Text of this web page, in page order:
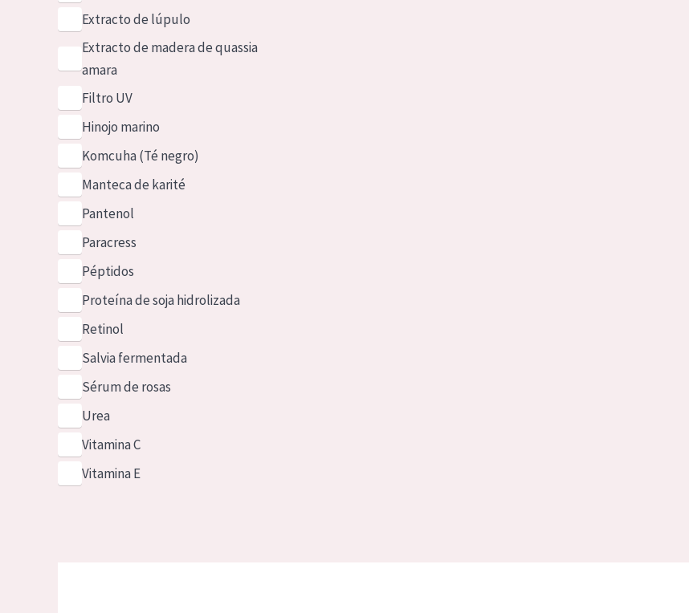
Extracto de lúpulo
Extracto de madera de quassia
amara
Filtro UV
Hinojo marino
Komcuha (Té negro)
Manteca de karité
Pantenol
Paracress
Péptidos
Proteína de soja hidrolizada
Retinol
Salvia fermentada
Sérum de rosas
Urea
Vitamina C
Vitamina E